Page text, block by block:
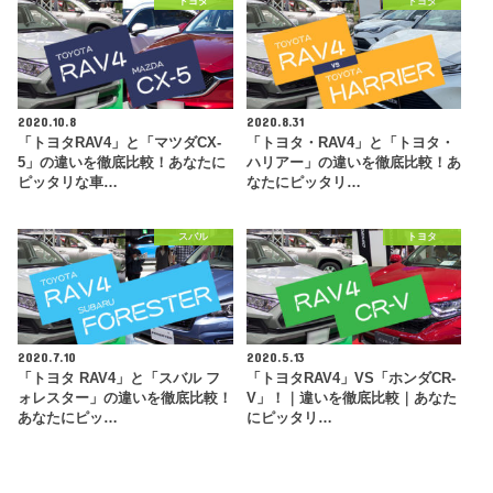
2020.10.8
「トヨタRAV4」と「マツダCX-
5」の違いを徹底比較！あなたに
ピッタリな車…
2020.8.31
「トヨタ・RAV4」と「トヨタ・
ハリアー」の違いを徹底比較！あ
なたにピッタリ…
スバル
2020.7.10
「トヨタ RAV4」と「スバル フ
ォレスター」の違いを徹底比較！
あなたにピッ…
トヨタ
2020.5.13
「トヨタRAV4」VS「ホンダCR-
V」！｜違いを徹底比較｜あなた
にピッタリ…